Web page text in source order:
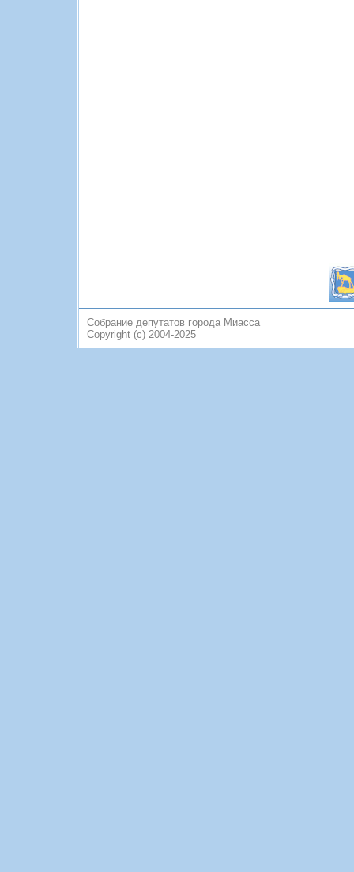
Собрание депутатов города Миасса
Copyright (c) 2004-2025